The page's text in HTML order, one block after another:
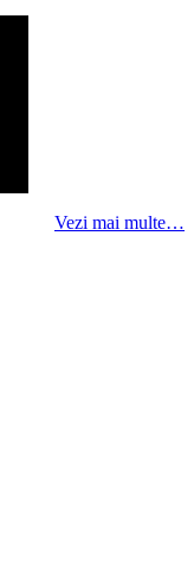
Vezi mai multe…